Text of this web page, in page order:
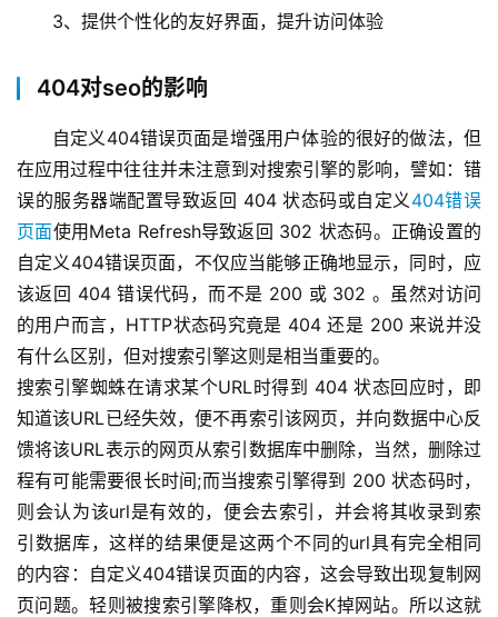
3、提供个性化的友好界面，提升访问体验
404对seo的影响
自定义404错误页面是增强用户体验的很好的做法，但
在应用过程中往往并未注意到对搜索引擎的影响，譬如：错
误的服务器端配置导致返回 404 状态码或自定义 404错误
页面使用Meta Refresh导致返回 302 状态码。正确设置的
自定义404错误页面，不仅应当能够正确地显示，同时，应
该返回 404 错误代码，而不是 200 或 302 。虽然对访问
的用户而言，HTTP状态码究竟是 404 还是 200 来说并没
有什么区别，但对搜索引擎这则是相当重要的。
搜索引擎蜘蛛在请求某个URL时得到 404 状态回应时，即
知道该URL已经失效，便不再索引该网页，并向数据中心反
馈将该URL表示的网页从索引数据库中删除，当然，删除过
程有可能需要很长时间;而当搜索引擎得到 200 状态码时，
则会认为该url是有效的，便会去索引，并会将其收录到索
引数据库，这样的结果便是这两个不同的url具有完全相同
的内容：自定义404错误页面的内容，这会导致出现复制网
页问题。轻则被搜索引擎降权，重则会K掉网站。所以这就